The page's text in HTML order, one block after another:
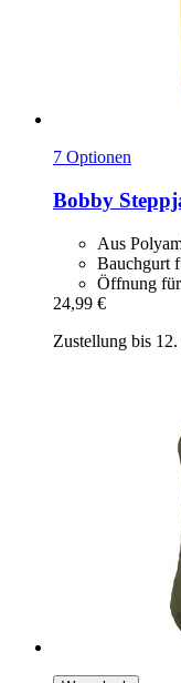
7 Optionen
Bobby
Aus
Bauchgurt
Öffnung
24,99 €
Zustellung bis